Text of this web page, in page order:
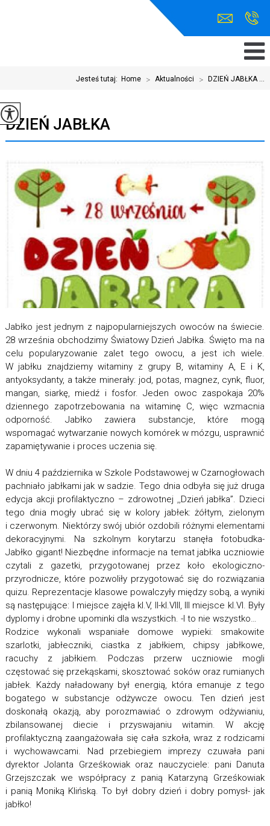
Jesteś tutaj: Home > Aktualności > DZIEŃ JABŁKA ...
DZIEŃ JABŁKA
Jabłko jest jednym z najpopularniejszych owoców na świecie.
28 września obchodzimy Światowy Dzień Jabłka. Święto ma na
celu popularyzowanie zalet tego owocu, a jest ich wiele.
W jabłku znajdziemy witaminy z grupy B, witaminy A, E i K,
antyoksydanty, a także minerały: jod, potas, magnez, cynk, fluor,
mangan, siarkę, miedź i fosfor. Jeden owoc zaspokaja 20%
dziennego zapotrzebowania na witaminę C, więc wzmacnia
odporność. Jabłko zawiera substancje, które mogą
wspomagać wytwarzanie nowych komórek w mózgu, usprawnić
zapamiętywanie i proces uczenia się.
W dniu 4 października w Szkole Podstawowej w Czarnogłowach
pachniało jabłkami jak w sadzie. Tego dnia odbyła się już druga
edycja akcji profilaktyczno – zdrowotnej ,,Dzień jabłka”. Dzieci
tego dnia mogły ubrać się w kolory jabłek: żółtym, zielonym
i czerwonym. Niektórzy swój ubiór ozdobili różnymi elementami
dekoracyjnymi. Na szkolnym korytarzu stanęła fotobudka-
Jabłko gigant! Niezbędne informacje na temat jabłka uczniowie
czytali z gazetki, przygotowanej przez koło ekologiczno-
przyrodnicze, które pozwoliły przygotować się do rozwiązania
quizu. Reprezentacje klasowe powalczyły między sobą, a wyniki
są następujące: I miejsce zajęła kl.V, II-kl.VIII, III miejsce kl.VI. Były
dyplomy i drobne upominki dla wszystkich. -I to nie wszystko…
Rodzice wykonali wspaniałe domowe wypieki: smakowite
szarlotki, jabłeczniki, ciastka z jabłkiem, chipsy jabłkowe,
racuchy z jabłkiem. Podczas przerw uczniowie mogli
częstować się przekąskami, skosztować soków oraz rumianych
jabłek. Każdy naładowany był energią, która emanuje z tego
bogatego w substancje odżywcze owocu. Ten dzień jest
doskonałą okazją, aby porozmawiać o zdrowym odżywianiu,
zbilansowanej diecie i przyswajaniu witamin. W akcję
profilaktyczną zaangażowała się cała szkoła, wraz z rodzicami
i wychowawcami. Nad przebiegiem imprezy czuwała pani
dyrektor Jolanta Grześkowiak oraz nauczyciele: pani Danuta
Grzejszczak we współpracy z panią Katarzyną Grześkowiak
i panią Moniką Klińską. To był dobry dzień i dobry pomysł- jak
jabłko!